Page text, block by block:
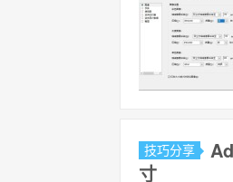
技巧分享
寸